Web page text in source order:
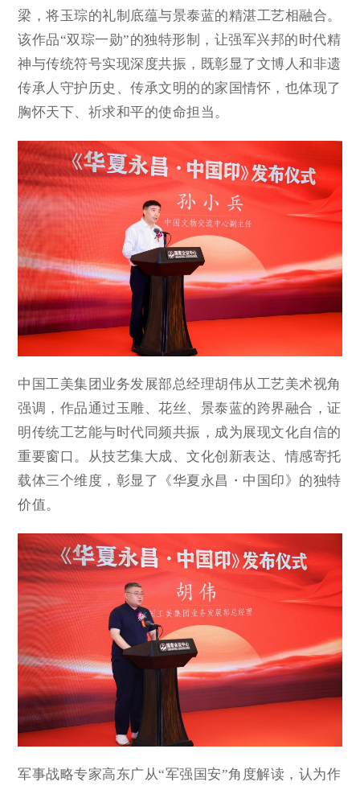
梁，将玉琮的礼制底蕴与景泰蓝的精湛工艺相融合。
该作品“双琮一勋”的独特形制，让强军兴邦的时代精
神与传统符号实现深度共振，既彰显了文博人和非遗
传承人守护历史、传承文明的的家国情怀，也体现了
胸怀天下、祈求和平的使命担当。
中国工美集团业务发展部总经理胡伟从工艺美术视角
强调，作品通过玉雕、花丝、景泰蓝的跨界融合，证
明传统工艺能与时代同频共振，成为展现文化自信的
重要窗口。从技艺集大成、文化创新表达、情感寄托
载体三个维度，彰显了《华夏永昌・中国印》的独特
价值。
军事战略专家高东广从“军强国安”角度解读，认为作